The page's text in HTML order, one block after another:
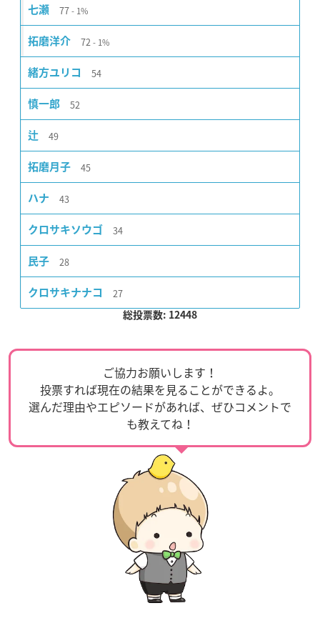
七瀬 77 1%
拓磨洋介 72 1%
緒方ユリコ 54
慎一郎 52
辻 49
拓磨月子 45
ハナ 43
クロサキソウゴ 34
民子 28
クロサキナナコ 27
総投票数: 12448
ご協力お願いします！
投票すれば現在の結果を見ることができるよ。
選んだ理由やエピソードがあれば、ぜひコメントで
も教えてね！